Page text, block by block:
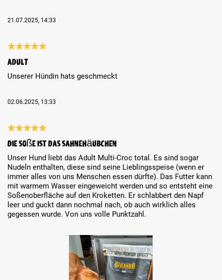
21.07.2025, 14:33
Adult
Unserer Hündin hats geschmeckt
02.06.2025, 13:33
Die Soße ist das Sahnehäubchen
Unser Hund liebt das Adult Multi-Croc total. Es sind sogar
Nudeln enthalten, diese sind seine Lieblingsspeise (wenn er
immer alles von uns Menschen essen dürfte). Das Futter kann
mit warmem Wasser eingeweicht werden und so entsteht eine
Soßenoberfläche auf den Kroketten. Er schlabbert den Napf
‎leer und guckt dann nochmal nach, ob auch wirklich alles
gegessen wurde. Von uns volle Punktzahl.